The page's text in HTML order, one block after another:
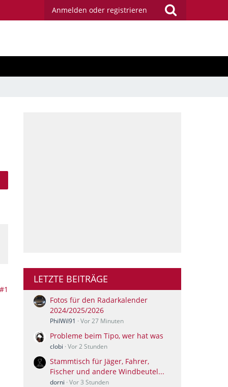
Anmelden oder registrieren
#1
LETZTE BEITRÄGE
Fotos für den Radarkalender
2024/2025/2026
PhilWil91 Vor 27 Minuten
Probleme beim Tipo, wer hat was
clobi Vor 2 Stunden
Stammtisch für Jäger, Fahrer,
Fischer und andere Windbeutel...
dorni Vor 3 Stunden